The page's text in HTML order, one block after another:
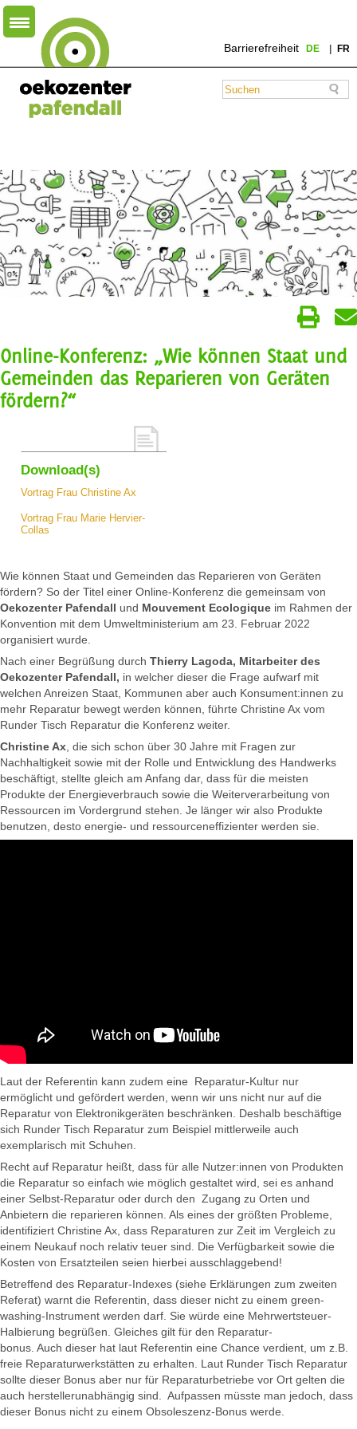
Barrierefreiheit DE FR
Online-Konferenz: „Wie können Staat und
Gemeinden das Reparieren von Geräten
fördern?“
Download(s)
Vortrag Frau Christine Ax
Vortrag Frau Marie Hervier-
Collas
Wie können Staat und Gemeinden das Reparieren von Geräten
fördern? So der Titel einer Online-Konferenz die gemeinsam von
Oekozenter Pafendall und Mouvement Ecologique im Rahmen der
Konvention mit dem Umweltministerium am 23. Februar 2022
organisiert wurde.
Nach einer Begrüßung durch Thierry Lagoda, Mitarbeiter des
Oekozenter Pafendall, in welcher dieser die Frage aufwarf mit
welchen Anreizen Staat, Kommunen aber auch Konsument:innen zu
mehr Reparatur bewegt werden können, führte Christine Ax vom
Runder Tisch Reparatur die Konferenz weiter.
Christine Ax, die sich schon über 30 Jahre mit Fragen zur
Nachhaltigkeit sowie mit der Rolle und Entwicklung des Handwerks
beschäftigt, stellte gleich am Anfang dar, dass für die meisten
Produkte der Energieverbrauch sowie die Weiterverarbeitung von
Ressourcen im Vordergrund stehen. Je länger wir also Produkte
benutzen, desto energie- und ressourceneffizienter werden sie.
Laut der Referentin kann zudem eine Reparatur-Kultur nur
ermöglicht und gefördert werden, wenn wir uns nicht nur auf die
Reparatur von Elektronikgeräten beschränken. Deshalb beschäftige
sich Runder Tisch Reparatur zum Beispiel mittlerweile auch
exemplarisch mit Schuhen.
Recht auf Reparatur heißt, dass für alle Nutzer:innen von Produkten
die Reparatur so einfach wie möglich gestaltet wird, sei es anhand
einer Selbst-Reparatur oder durch den Zugang zu Orten und
Anbietern die reparieren können. Als eines der größten Probleme,
identifiziert Christine Ax, dass Reparaturen zur Zeit im Vergleich zu
einem Neukauf noch relativ teuer sind. Die Verfügbarkeit sowie die
Kosten von Ersatzteilen seien hierbei ausschlaggebend!
Betreffend des Reparatur-Indexes (siehe Erklärungen zum zweiten
Referat) warnt die Referentin, dass dieser nicht zu einem green-
washing-Instrument werden darf. Sie würde eine Mehrwertsteuer-
Halbierung begrüßen. Gleiches gilt für den Reparatur-
bonus. Auch dieser hat laut Referentin eine Chance verdient, um z.B.
freie Reparaturwerkstätten zu erhalten. Laut Runder Tisch Reparatur
sollte dieser Bonus aber nur für Reparaturbetriebe vor Ort gelten die
auch herstellerunabhängig sind. Aufpassen müsste man jedoch, dass
dieser Bonus nicht zu einem Obsoleszenz-Bonus werde.